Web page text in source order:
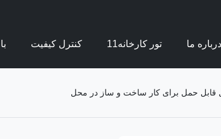
درباره ما تور کارخانه11 کنترل کیفیت
قابل حمل برای کار ساخت و ساز در محل